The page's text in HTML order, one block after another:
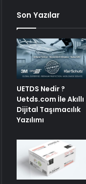
Son Yazılar
UETDS Nedir ?
Uetds.com İle Akıllı
Dijital Taşımacılık
Yazılımı